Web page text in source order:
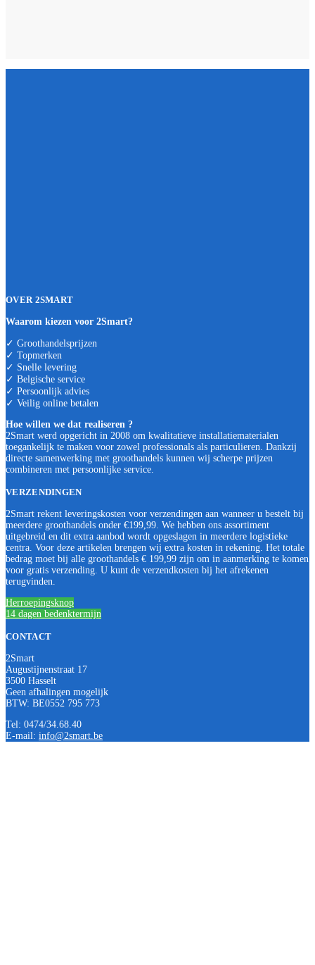
OVER 2SMART
Waarom kiezen voor 2Smart?
✓ Groothandelsprijzen
✓ Topmerken
✓ Snelle levering
✓ Belgische service
✓ Persoonlijk advies
✓ Veilig online betalen
Hoe willen we dat realiseren ?
2Smart werd opgericht in 2008 om kwalitatieve installatiematerialen
toegankelijk te maken voor zowel professionals als particulieren. Dankzij
directe samenwerking met groothandels kunnen wij scherpe prijzen
combineren met persoonlijke service.
VERZENDINGEN
2Smart rekent leveringskosten voor verzendingen aan wanneer u bestelt bij
meerdere groothandels onder €199,99. We hebben ons assortiment
uitgebreid en dit extra aanbod wordt opgeslagen in meerdere logistieke
centra. Voor deze artikelen brengen wij extra kosten in rekening. Het totale
bedrag moet bij alle groothandels € 199,99 zijn om in aanmerking te komen
voor gratis verzending. U kunt de verzendkosten bij het afrekenen
terugvinden.
Herroepingsknop
14 dagen bedenktermijn
CONTACT
2Smart
Augustijnenstraat 17
3500 Hasselt
Geen afhalingen mogelijk
BTW: BE0552 795 773
Tel: 0474/34.68.40
E-mail: info@2smart.be